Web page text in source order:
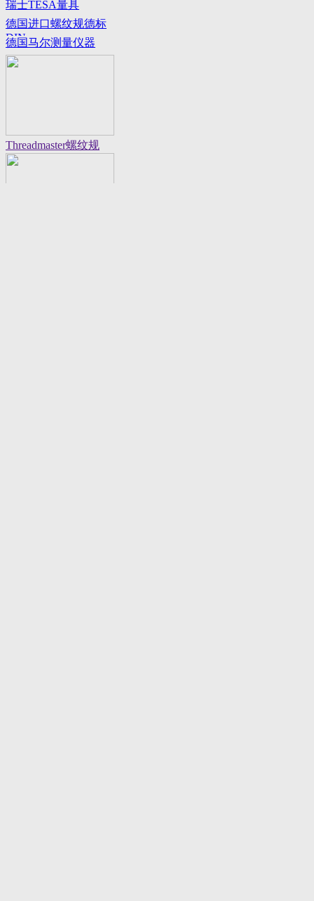
系列
瑞士TESA量具
德国进口螺纹规德标
DIN
德国马尔测量仪器
Threadmaster螺纹规